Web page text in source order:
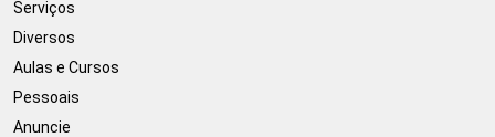
Serviços
Diversos
Aulas e Cursos
Pessoais
Anuncie